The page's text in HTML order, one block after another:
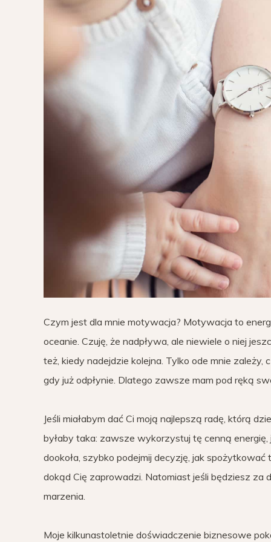
Czym jest dla mnie motywacja? Motywacja to
oceanie. Czuję, że nadpływa, ale niewiele o niej
też, kiedy nadejdzie kolejna. Tylko ode mnie
gdy już odpłynie. Dlatego zawsze mam pod ręką
Jeśli miałabym dać Ci moją najlepszą radę, którą
byłaby taka: zawsze wykorzystuj tę cenną
dookoła, szybko podejmij decyzję, jak
dokąd Cię zaprowadzi. Natomiast jeśli będziesz za
marzenia.
Moje kilkunastoletnie doświadczenie biznesowe